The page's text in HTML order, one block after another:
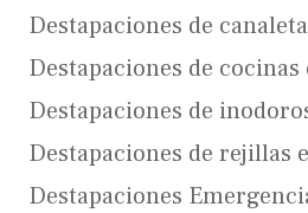
Destapaciones de
Destapaciones de
Destapaciones de
Destapaciones de rejillas
Destapaciones